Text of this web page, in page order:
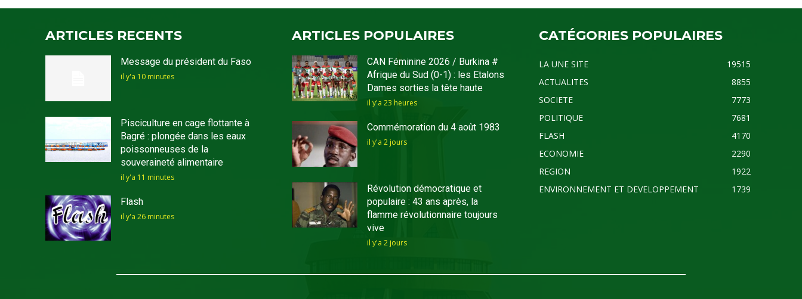
ARTICLES RECENTS
Message du président du Faso
il y'a 10 minutes
Pisciculture en cage flottante à
Bagré : plongée dans les eaux
poissonneuses de la
souveraineté alimentaire
il y'a 11 minutes
Flash
il y'a 26 minutes
ARTICLES POPULAIRES
CAN Féminine 2026 / Burkina #
Afrique du Sud (0-1) : les Etalons
Dames sorties la tête haute
il y'a 23 heures
Commémoration du 4 août 1983
il y'a 2 jours
Révolution démocratique et
populaire : 43 ans après, la
flamme révolutionnaire toujours
vive
il y'a 2 jours
CATÉGORIES POPULAIRES
LA UNE SITE
19515
ACTUALITES
8855
SOCIETE
7773
POLITIQUE
7681
FLASH
4170
ECONOMIE
2290
REGION
1922
ENVIRONNEMENT ET DEVELOPPEMENT
1739